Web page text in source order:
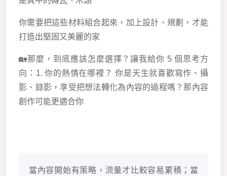
你需要把這些材料組合起來，加上設計、規劃，才能
打造出堅固又美麗的家
🏡那麼，到底應該怎麼選擇？讓我給你 5 個思考方
向：1. 你的熱情在哪裡？ 你是天生就喜歡寫作、攝
影、錄影，享受把想法轉化為內容的過程嗎？那內容
創作可能更適合你
當內容開始有策略，流量才比較容易累積；當